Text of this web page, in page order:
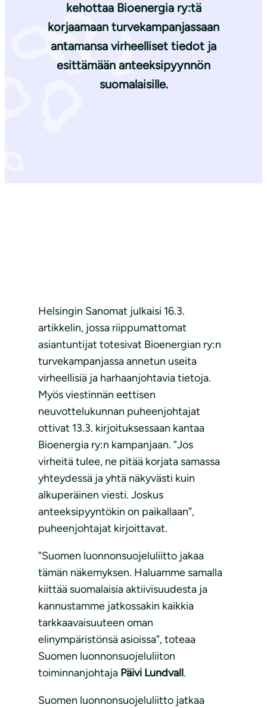
kehottaa Bioenergia ry:tä
korjaamaan turvekampanjassaan
antamansa virheelliset tiedot ja
esittämään anteeksipyynnön
suomalaisille.
Helsingin Sanomat julkaisi 16.3.
artikkelin, jossa riippumattomat
asiantuntijat totesivat Bioenergian ry:n
turvekampanjassa annetun useita
virheellisiä ja harhaanjohtavia tietoja.
Myös viestinnän eettisen
neuvottelukunnan puheenjohtajat
ottivat 13.3. kirjoituksessaan kantaa
Bioenergia ry:n kampanjaan. ”Jos
virheitä tulee, ne pitää korjata samassa
yhteydessä ja yhtä näkyvästi kuin
alkuperäinen viesti. Joskus
anteeksipyyntökin on paikallaan”,
puheenjohtajat kirjoittavat.
”Suomen luonnonsuojeluliitto jakaa
tämän näkemyksen. Haluamme samalla
kiittää suomalaisia aktiivisuudesta ja
kannustamme jatkossakin kaikkia
tarkkaavaisuuteen oman
elinympäristönsä asioissa”, toteaa
Suomen luonnonsuojeluliiton
toiminnanjohtaja Päivi Lundvall.
Suomen luonnonsuojeluliitto jatkaa